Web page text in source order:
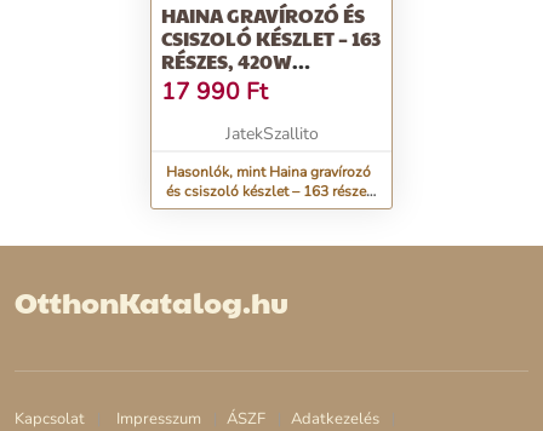
HAINA GRAVÍROZÓ ÉS
CSISZOLÓ KÉSZLET – 163
RÉSZES, 420W
MULTIFUNKCIÓS
SZERSZÁMGÉPPEL H-
7009 (BBD)
17 990 Ft
JatekSzallito
Hasonlók, mint Haina gravírozó
és csiszoló készlet – 163 részes,
420W multifunkciós
OtthonKatalog.hu
Kapcsolat Impresszum ÁSZF Adatkezelés